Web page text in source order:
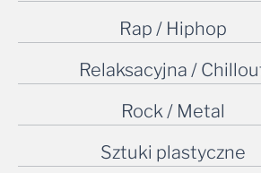
Rap / Hiphop
Relaksacyjna /
Rock / Metal
Sztuki plastyczne